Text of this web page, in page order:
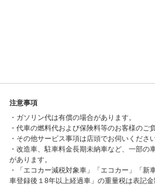
注意事項
・ガソリン代は有償の場合があります。
・代車の燃料代および保険料等のお客様のご
・その他サービス事項は店頭でお伺いください
・改造車、駐車料金長期未納車など、一部の
があります。
・「エコカー減税対象車」「エコカー」「新
車登録後１8年以上経過車」の重量税は表記金